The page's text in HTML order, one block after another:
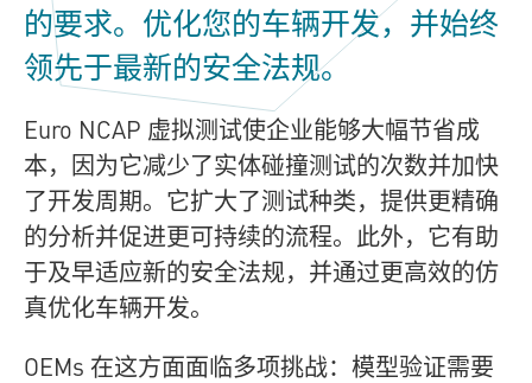
的要求。优化您的车辆开发，并始终
领先于最新的安全法规。
Euro NCAP 虚拟测试使企业能够大幅节省成
本，因为它减少了实体碰撞测试的次数并加快
了开发周期。它扩大了测试种类，提供更精确
的分析并促进更可持续的流程。此外，它有助
于及早适应新的安全法规，并通过更高效的仿
真优化车辆开发。
OEMs 在这方面面临多项挑战：模型验证需要